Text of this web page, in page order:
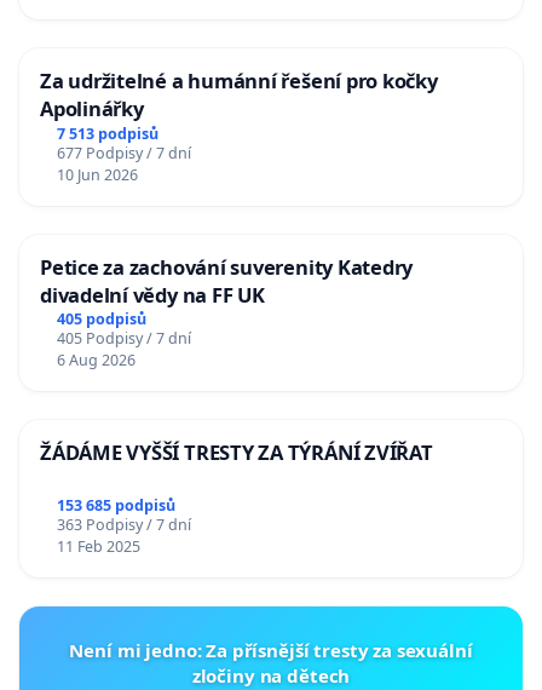
Za udržitelné a humánní řešení pro kočky
Apolinářky
7 513 podpisů
677 Podpisy / 7 dní
10 Jun 2026
Petice za zachování suverenity Katedry
divadelní vědy na FF UK
405 podpisů
405 Podpisy / 7 dní
6 Aug 2026
ŽÁDÁME VYŠŠÍ TRESTY ZA TÝRÁNÍ ZVÍŘAT
153 685 podpisů
363 Podpisy / 7 dní
11 Feb 2025
Není mi jedno: Za přísnější tresty za sexuální
zločiny na dětech